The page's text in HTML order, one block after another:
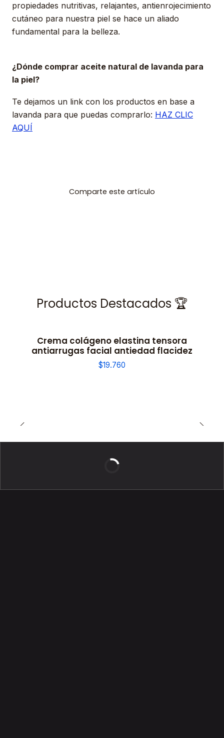
propiedades nutritivas, relajantes, antienrojecimiento
cutáneo para nuestra piel se hace un aliado
fundamental para la belleza.
¿Dónde comprar aceite natural de lavanda para
la piel?
Te dejamos un link con los productos en base a
lavanda para que puedas comprarlo: HAZ CLIC
AQUÍ
Comparte este artículo
Productos Destacados 🏆
Crema colágeno elastina tensora
antiarrugas facial antiedad flacidez
$19.760
BELLEZA DE LUJO